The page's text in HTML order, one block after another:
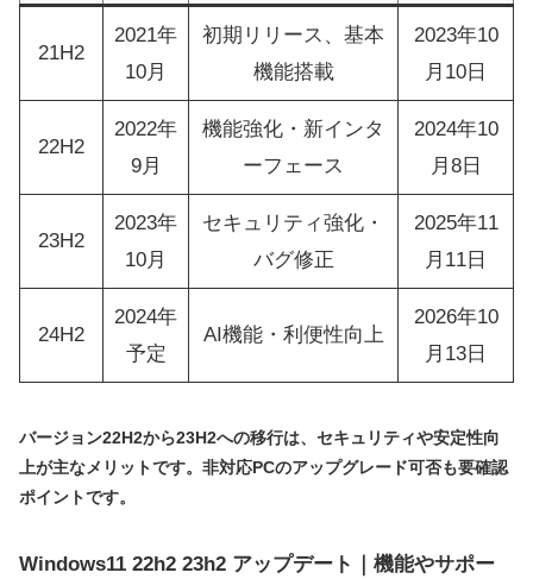
21H2
2021年
10月
初期リリース、基本
機能搭載
2023年10
月10日
22H2
2022年
9月
機能強化・新インタ
ーフェース
2024年10
月8日
23H2
2023年
10月
セキュリティ強化・
バグ修正
2025年11
月11日
24H2
2024年
予定
AI機能・利便性向上
2026年10
月13日
バージョン22H2から23H2への移行は、セキュリティや安定性向
上が主なメリットです。非対応PCのアップグレード可否も要確認
ポイントです。
Windows11 22h2 23h2 アップデート｜機能やサポー